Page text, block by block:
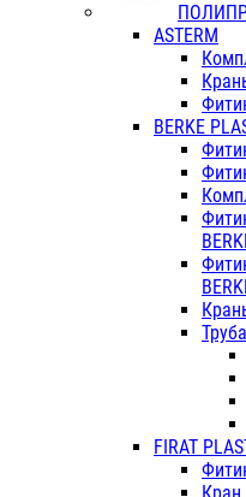
ASTERM
BERKE
Труба
FIRAT